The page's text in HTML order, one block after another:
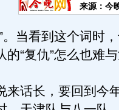
来源：今
当看到这个词时，
的“复仇”怎么也难
话长，要回到今